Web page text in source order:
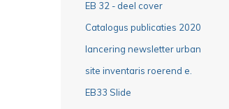
EB 32 - deel cover
Catalogus publicaties 2020
lancering newsletter urban
site inventaris roerend e.
EB33 Slide